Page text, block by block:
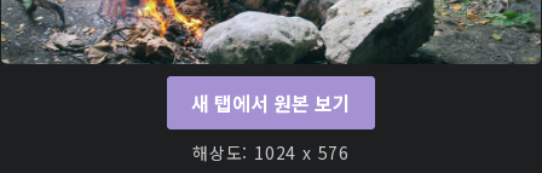
새 탭에서 원본 보기
해상도: 1024 x 576